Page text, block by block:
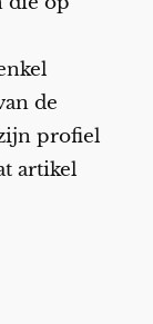
de
profiel
artikel